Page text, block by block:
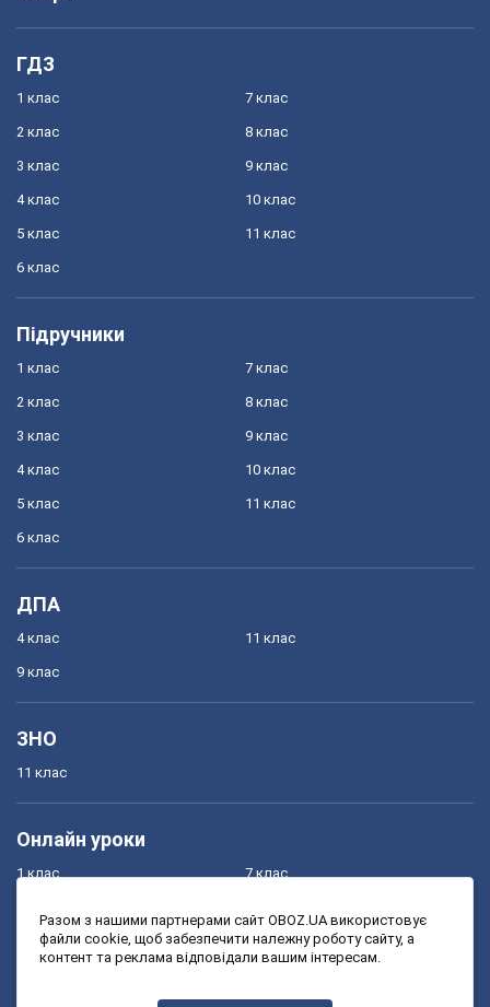
ГДЗ
1 клас
2 клас
3 клас
4 клас
5 клас
6 клас
7 клас
8 клас
9 клас
10 клас
11 клас
Підручники
1 клас
2 клас
3 клас
4 клас
5 клас
6 клас
7 клас
8 клас
9 клас
10 клас
11 клас
ДПА
4 клас
9 клас
11 клас
ЗНО
11 клас
Онлайн уроки
1 клас
3 клас
7 клас
9 клас
Разом з нашими партнерами сайт OBOZ.UA використовує
файли cookie, щоб забезпечити належну роботу сайту, а
контент та реклама відповідали вашим інтересам.